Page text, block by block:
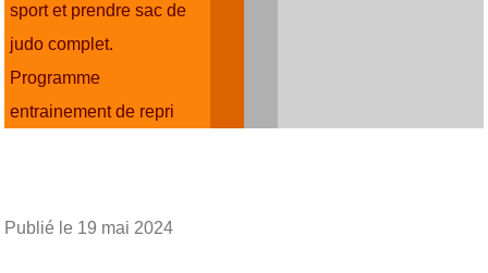
sport et prendre sac de
judo complet.
Programme
entrainement de repri
Publié le 19 mai 2024